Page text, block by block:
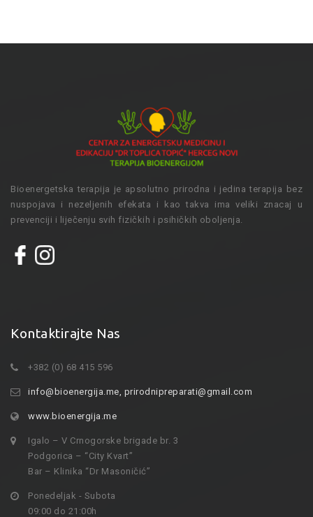
Bioenergetska terapija je apsolutno prirodna i jedina terapija bez
nuspojava i nezeljenih efekata i kao takva ima veliki znacaj u
prevenciji i liječenju svih fizičkih i psihičkih oboljenja.
Kontaktirajte Nas
+382 (0) 68 415 596
info@bioenergija.me prirodnipreparati@gmail.com
www.bioenergija.me
Igalo – V Crnogorske brigade br. 3
Podgorica – “City Kvart”
Bar – Klinika “Dr Masoničić”
Ponedeljak - Subota
09:00 do 21:00h